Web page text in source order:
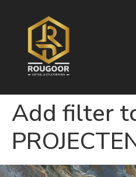
Add filter